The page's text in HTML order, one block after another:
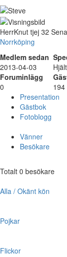
HerrKnut tjej 32
Norrköping
Medlem sedan
2013-04-03
Foruminlägg
0
194
Presentation
Gästbok
Fotoblogg
Vänner
Besökare
Totalt 0 besökare
Alla / Okänt kön
Pojkar
Flickor